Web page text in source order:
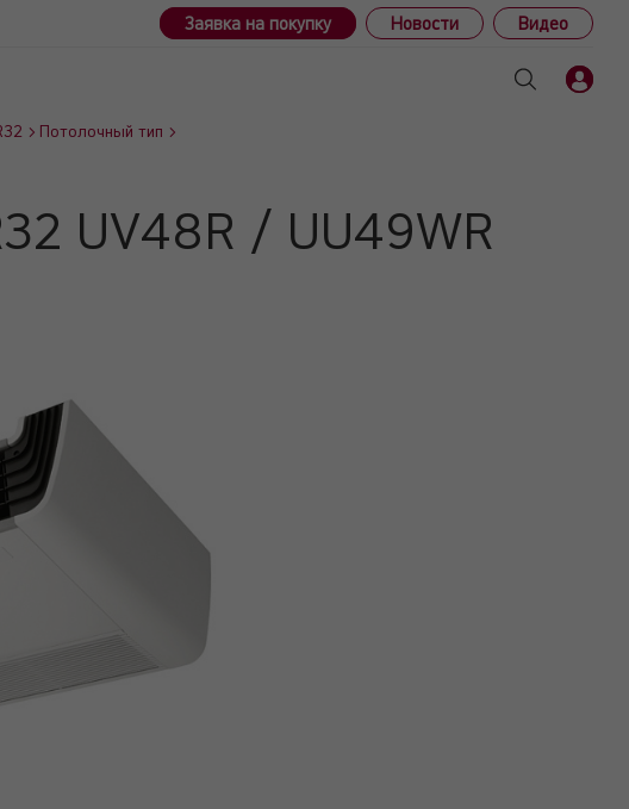
Заявка на покупку Новости Видео
Потолочный тип
UV48R / UU49WR